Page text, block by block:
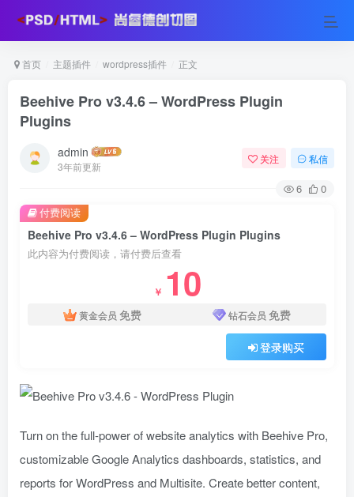
首页 主题插件 wordpress插件 正文
Beehive Pro v3.4.6 – WordPress Plugin
Plugins
admin
3年前更新
关注 私信
6 0
Beehive Pro v3.4.6 – WordPress Plugin Plugins
此内容为付费阅读，请付费后查看
￥ 10
黄金会员 免费 钻石会员 免费
登录购买
付费阅读
Turn on the full-power of website analytics with Beehive Pro,
customizable Google Analytics dashboards, statistics, and
reports for WordPress and Multisite. Create better content,